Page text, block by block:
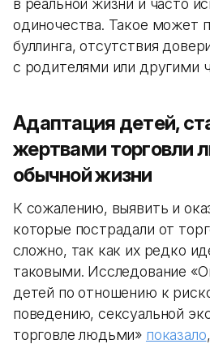
одиночества. Такое может
буллинга, отсутствия
с родителями или другими
Адаптация детей,
жертвами торговли
обычной жизни
К сожалению, выявить и
которые пострадали от
сложно, так как их редко
таковыми. Исследование
детей по отношению к
поведению, сексуальной
торговле людьми» показало